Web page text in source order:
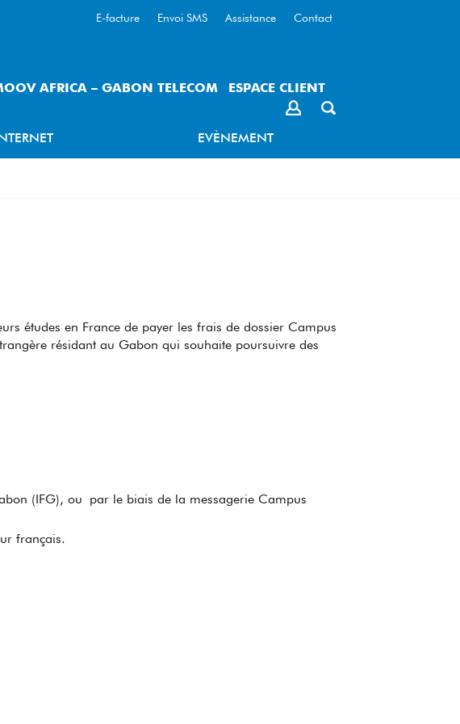
E-facture Envoi SMS Assistance Contact
AFRICA – GABON TELECOM ESPACE CLIENT
EVÈNEMENT
études en France de payer les frais de dossier Campus
résidant au Gabon qui souhaite poursuivre des
(IFG), ou par le biais de la messagerie Campus
français.